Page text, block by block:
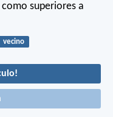
superiores a
vecino